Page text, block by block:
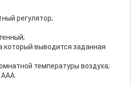
регулятор;
который выводится заданная
температуры воздуха;